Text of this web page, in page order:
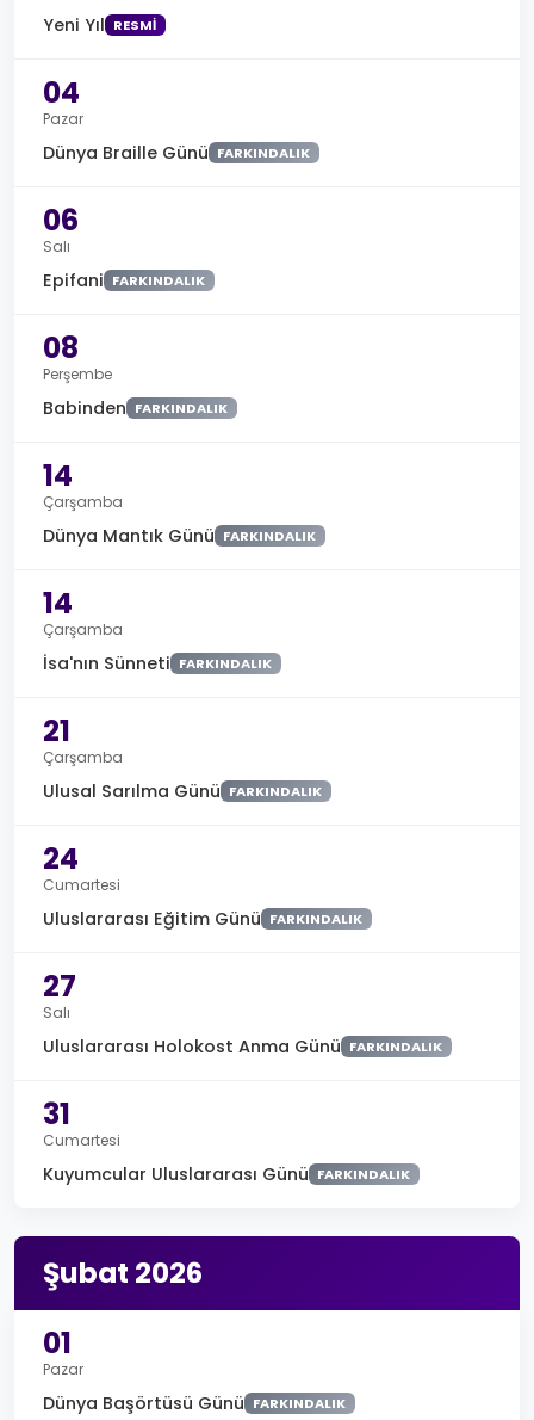
Yeni Yıl RESMI
04
Pazar
Dünya Braille Günü FARKINDALIK
06
Salı
Epifani FARKINDALIK
08
Perşembe
Babinden FARKINDALIK
14
Çarşamba
Dünya Mantık Günü FARKINDALIK
14
Çarşamba
İsa'nın Sünneti FARKINDALIK
21
Çarşamba
Ulusal Sarılma Günü FARKINDALIK
24
Cumartesi
Uluslararası Eğitim Günü FARKINDALIK
27
Salı
Uluslararası Holokost Anma Günü FARKINDALIK
31
Cumartesi
Kuyumcular Uluslararası Günü FARKINDALIK
Şubat 2026
01
Pazar
Dünya Başörtüsü Günü FARKINDALIK